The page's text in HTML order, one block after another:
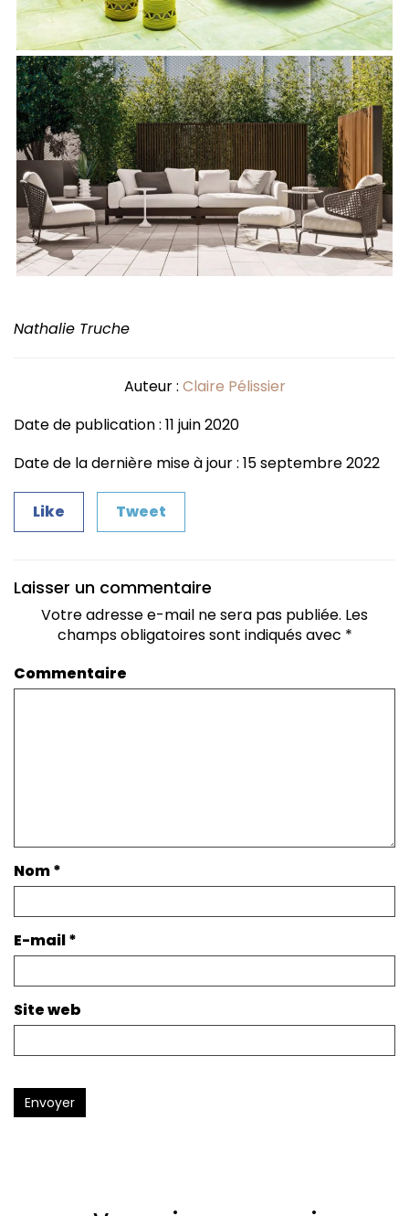
Nathalie Truche
Auteur : Claire Pélissier
Date de publication : 11 juin 2020
Date de la dernière mise à jour : 15 septembre 2022
Like Tweet
Laisser un commentaire
Votre adresse e-mail ne sera pas publiée. Les
champs obligatoires sont indiqués avec *
Commentaire
Nom*
E-mail*
Site web
Envoyer